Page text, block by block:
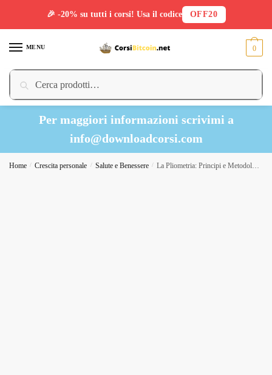
MENU
Cerca:
Cerca
0
Per maggiori informazioni scrivimi a
info@downloadcorsi.com
Home / Crescita personale / Salute e Benessere / La Pliometria: Principi e Metodologie di programmazione – Obiettivo Performance
🎉 -20% su tutti i corsi! Usa il codice OFF20